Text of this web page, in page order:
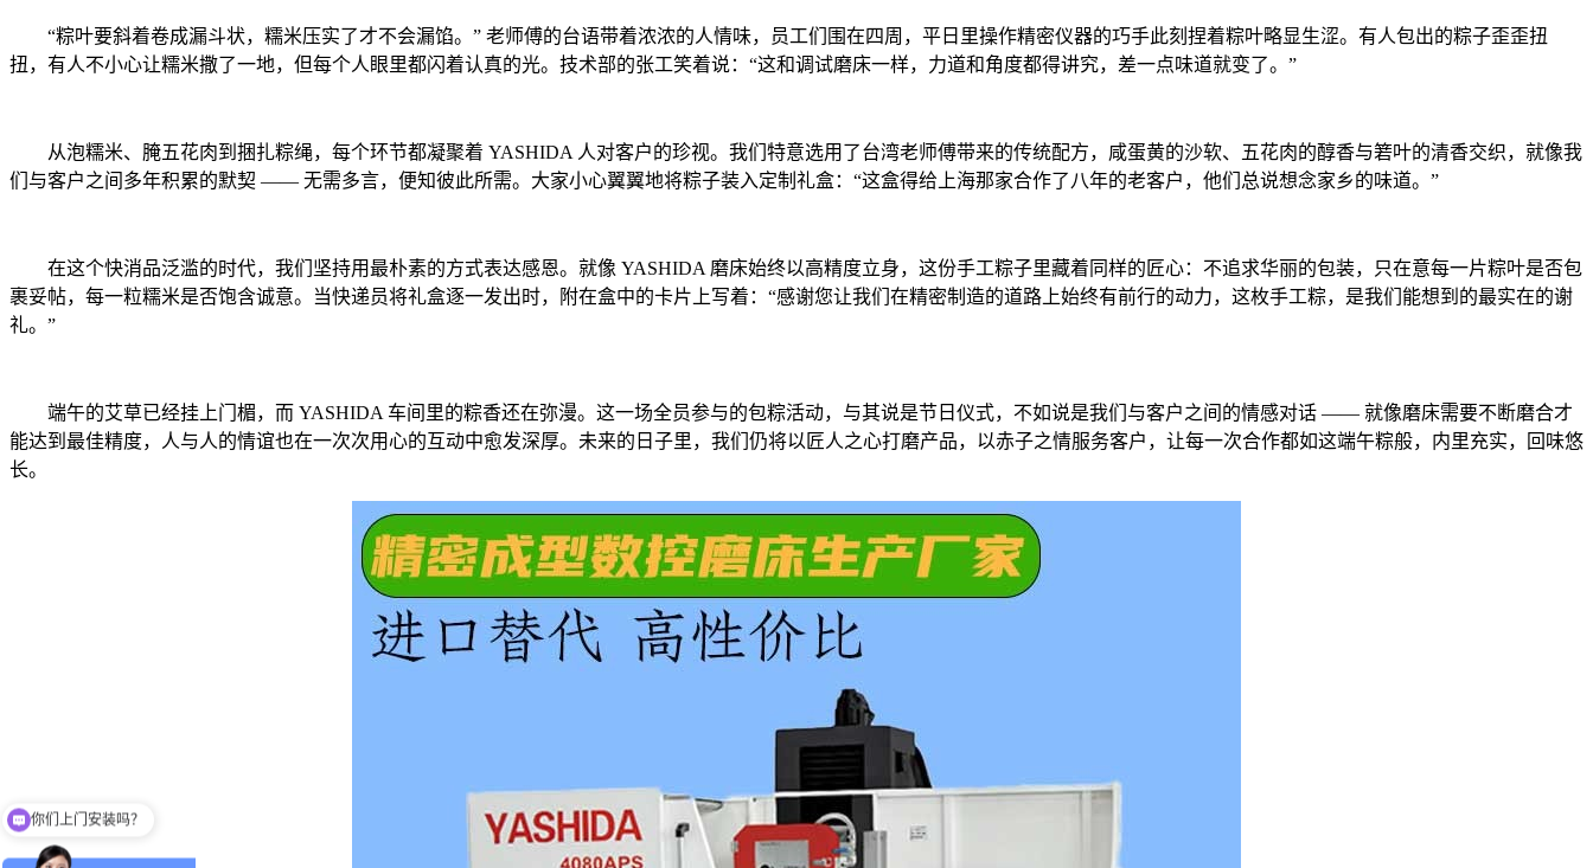
“粽叶要斜着卷成漏斗状，糯米压实了才不会漏馅。” 老师傅的台语带着浓浓的人情味，员工们围在四周，平日里操作精密仪器的巧手此刻捏着粽叶略显生涩。有人包出的粽子歪歪扭
扭，有人不小心让糯米撒了一地，但每个人眼里都闪着认真的光。技术部的张工笑着说：“这和调试磨床一样，力道和角度都得讲究，差一点味道就变了。”
从泡糯米、腌五花肉到捆扎粽绳，每个环节都凝聚着 YASHIDA 人对客户的珍视。我们特意选用了台湾老师傅带来的传统配方，咸蛋黄的沙软、五花肉的醇香与箬叶的清香交织，就像我
们与客户之间多年积累的默契 —— 无需多言，便知彼此所需。大家小心翼翼地将粽子装入定制礼盒：“这盒得给上海那家合作了八年的老客户，他们总说想念家乡的味道。”
在这个快消品泛滥的时代，我们坚持用最朴素的方式表达感恩。就像 YASHIDA 磨床始终以高精度立身，这份手工粽子里藏着同样的匠心：不追求华丽的包装，只在意每一片粽叶是否包
裹妥帖，每一粒糯米是否饱含诚意。当快递员将礼盒逐一发出时，附在盒中的卡片上写着：“感谢您让我们在精密制造的道路上始终有前行的动力，这枚手工粽，是我们能想到的最实在的谢
礼。”
端午的艾草已经挂上门楣，而 YASHIDA 车间里的粽香还在弥漫。这一场全员参与的包粽活动，与其说是节日仪式，不如说是我们与客户之间的情感对话 —— 就像磨床需要不断磨合才
能达到最佳精度，人与人的情谊也在一次次用心的互动中愈发深厚。未来的日子里，我们仍将以匠人之心打磨产品，以赤子之情服务客户，让每一次合作都如这端午粽般，内里充实，回味悠
长。
你们是生产厂家吗？